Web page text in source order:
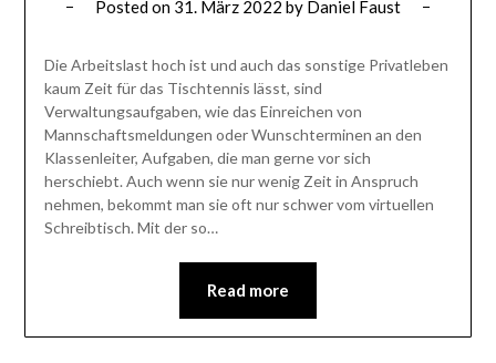
Posted on 31. März 2022 by Daniel Faust
Die Arbeitslast hoch ist und auch das sonstige Privatleben
kaum Zeit für das Tischtennis lässt, sind
Verwaltungsaufgaben, wie das Einreichen von
Mannschaftsmeldungen oder Wunschterminen an den
Klassenleiter, Aufgaben, die man gerne vor sich
herschiebt. Auch wenn sie nur wenig Zeit in Anspruch
nehmen, bekommt man sie oft nur schwer vom virtuellen
Schreibtisch. Mit der so…
Read more